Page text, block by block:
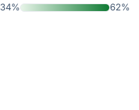
34% 62%